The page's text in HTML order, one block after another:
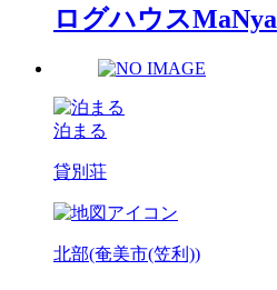
ログハウスMaNya
泊まる
貸別荘
北部(奄美市(笠利))